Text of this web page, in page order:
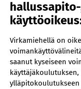
Virkamiehellä on
saanut kyseiseen